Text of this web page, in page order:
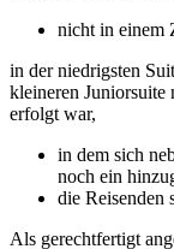
nicht in einem
in der niedrigsten
kleineren
erfolgt war,
in dem sich
noch ein
die Reisenden
Als gerechtfertigt